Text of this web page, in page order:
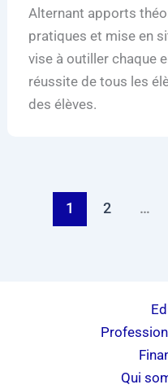
Alternant apports
pratiques et mise en
vise à outiller chaque
réussite de tous les
des élèves.
1 2 …
Qui